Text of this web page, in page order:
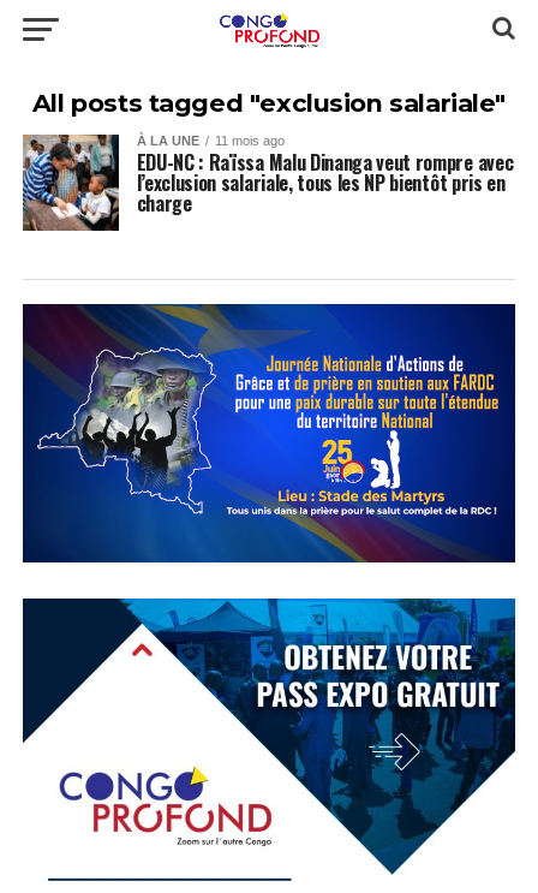
All posts tagged "exclusion salariale"
À LA UNE 11 mois ago
EDU-NC : Raïssa Malu Dinanga veut rompre avec
l’exclusion salariale, tous les NP bientôt pris en
charge